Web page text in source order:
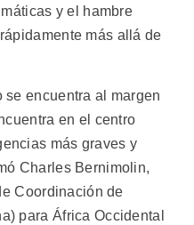
y el hambre
más allá de
encuentra al margen
en el centro
más graves y
Charles Bernimolin,
Coordinación de
para África Occidental